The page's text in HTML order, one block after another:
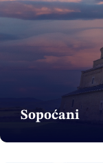
Sopoćani